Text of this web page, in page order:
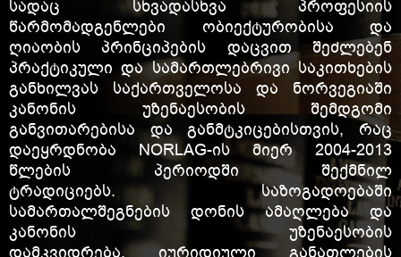
სადაც სხვადასხვა პროფესიის
წარმომადგენლები ობიექტურობისა და
ღიაობის პრინციპების დაცვით შეძლებენ
პრაქტიკული და სამართლებრივი საკითხების
განხილვას საქართველოსა და ნორვეგიაში
კანონის უზენაესობის შემდგომი
განვითარებისა და განმტკიცებისთვის, რაც
დაეყრდნობა NORLAG-ის მიერ 2004-2013
წლების პერიოდში შექმნილ
ტრადიციებს. საზოგადოებაში
სამართალშეგნების დონის ამაღლება და
კანონის უზენაესობის
დამკვიდრება, იურიდიული განათლების